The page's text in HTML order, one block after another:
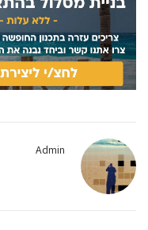
Admin